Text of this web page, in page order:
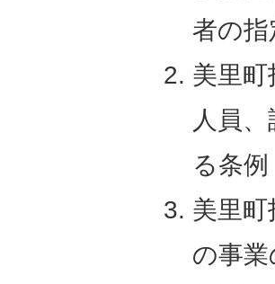
者の
美里
人員
る条例
美里
の事